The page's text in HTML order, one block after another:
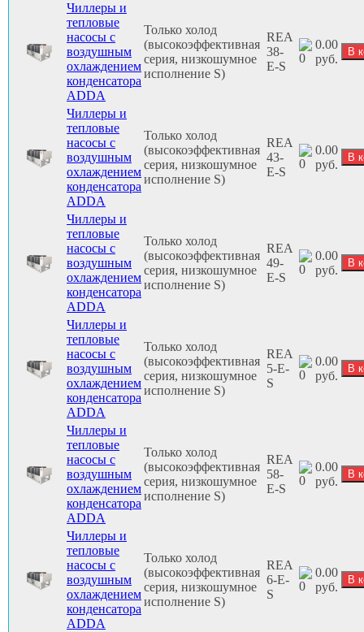
Чиллеры и
тепловые
насосы с
воздушным
охлаждением
конденсатора
ADDA
Только холод
(высокоэффективная
серия, низкошумное
исполнение S)
REA
38-
E-S
0.00
руб.
Чиллеры и
тепловые
насосы с
воздушным
охлаждением
конденсатора
ADDA
Только холод
(высокоэффективная
серия, низкошумное
исполнение S)
REA
43-
E-S
0.00
руб.
Чиллеры и
тепловые
насосы с
воздушным
охлаждением
конденсатора
ADDA
Только холод
(высокоэффективная
серия, низкошумное
исполнение S)
REA
49-
E-S
0.00
руб.
Чиллеры и
тепловые
насосы с
воздушным
охлаждением
конденсатора
ADDA
Только холод
(высокоэффективная
серия, низкошумное
исполнение S)
REA
5-E-
S
0.00
руб.
Чиллеры и
тепловые
насосы с
воздушным
охлаждением
конденсатора
ADDA
Только холод
(высокоэффективная
серия, низкошумное
исполнение S)
REA
58-
E-S
0.00
руб.
Чиллеры и
тепловые
насосы с
воздушным
охлаждением
конденсатора
ADDA
Только холод
(высокоэффективная
серия, низкошумное
исполнение S)
REA
6-E-
S
0.00
руб.